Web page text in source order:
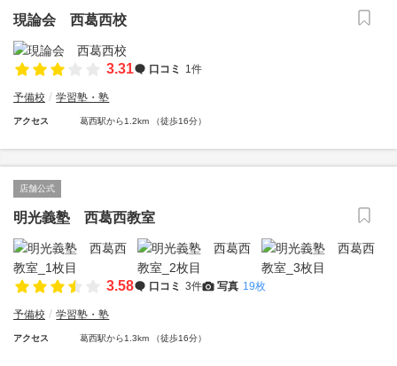
現論会 西葛西校
3.31 口コミ 1件
予備校 学習塾・塾
アクセス 葛西駅から1.2km （徒歩16分）
店舗公式
明光義塾 西葛西教室
3.58 口コミ 3件 写真 19枚
予備校 学習塾・塾
アクセス 葛西駅から1.3km （徒歩16分）